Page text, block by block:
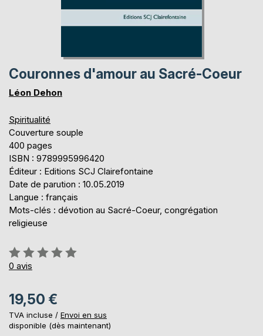
Couronnes d'amour au Sacré-Coeur
Léon Dehon
Spiritualité
Couverture souple
400 pages
ISBN : 9789995996420
Éditeur : Editions SCJ Clairefontaine
Date de parution : 10.05.2019
Langue : français
Mots-clés : dévotion au Sacré-Coeur, congrégation
religieuse
Évaluation:
0%
0 avis
19,50 €
TVA incluse / Envoi en sus
disponible (dès maintenant)